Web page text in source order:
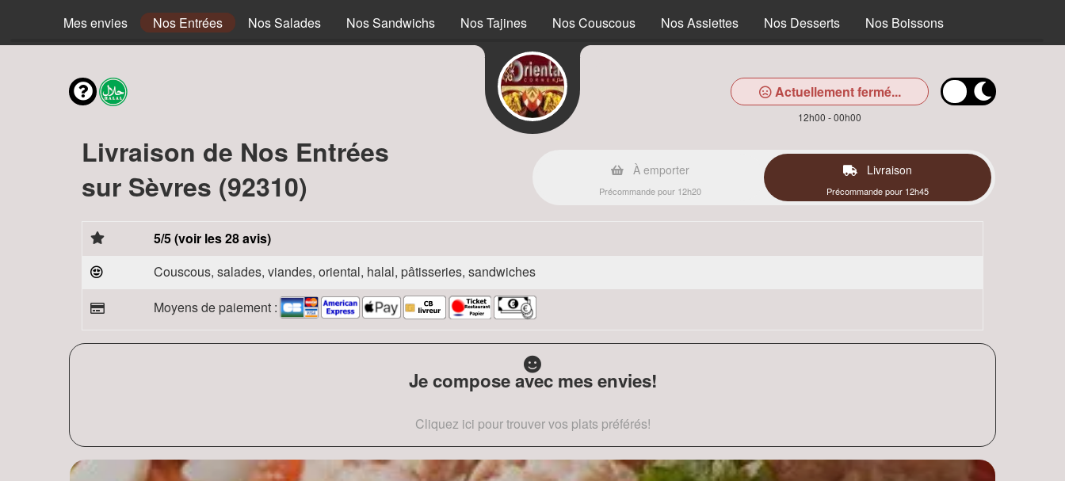
Mes envies Nos Entrées Nos Salades Nos Sandwichs Nos Tajines Nos Couscous Nos Assiettes Nos Desserts Nos Boissons
Actuellement fermé...
12h00 - 00h00
Livraison de Nos Entrées
sur Sèvres (92310)
À emporter
Précommande pour 12h20
Livraison
Précommande pour 12h45
5/5 (voir les 28 avis)
Couscous, salades, viandes, oriental, halal, pâtisseries, sandwiches
Moyens de paiement :
Je compose avec mes envies!
Cliquez ici pour trouver vos plats préférés!